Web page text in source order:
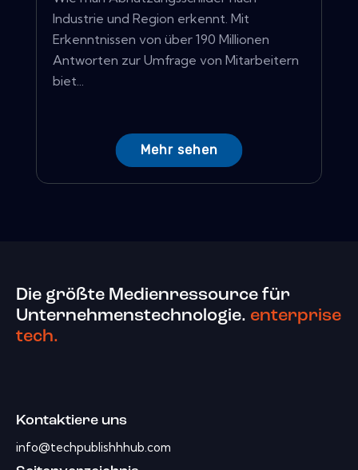
Industrie und Region erkennt. Mit
Erkenntnissen von über 190 Millionen
Antworten zur Umfrage von Mitarbeitern
biet...
Mehr sehen
Die größte Medienressource für
Unternehmenstechnologie. enterprise
tech.
Kontaktiere uns
info@techpublishhhub.com